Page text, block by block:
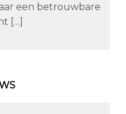
een betrouwbare
[…]